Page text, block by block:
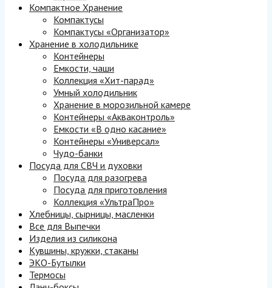
Компактное Хранение
Компактусы
Компактусы «Организатор»
Хранение в холодильнике
Контейнеры
Емкости, чаши
Коллекция «Хит-парад»
Умный холодильник
Хранение в морозильной камере
Контейнеры «Акваконтроль»
Емкости «В одно касание»
Контейнеры «Универсал»
Чудо-банки
Посуда для СВЧ и духовки
Посуда для разогрева
Посуда для приготовления
Коллекция «УльтраПро»
Хлебницы, сырницы, масленки
Все для Выпечки
Изделия из силикона
Кувшины, кружки, стаканы
ЭКО-Бутылки
Термосы